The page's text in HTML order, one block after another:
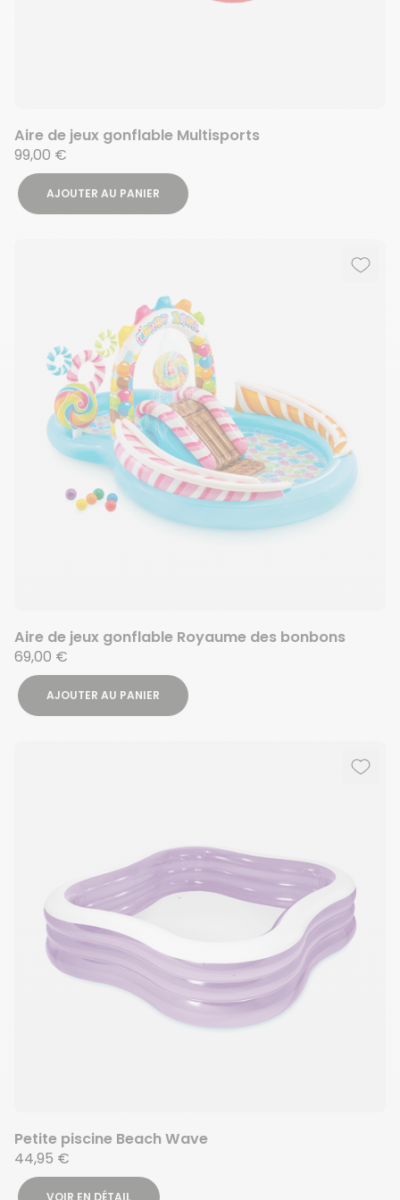
Aire de jeux gonflable Multisports
99,00 €
AJOUTER AU PANIER
Aire de jeux gonflable Royaume des bonbons
69,00 €
AJOUTER AU PANIER
Petite piscine Beach Wave
44,95 €
VOIR EN DÉTAIL